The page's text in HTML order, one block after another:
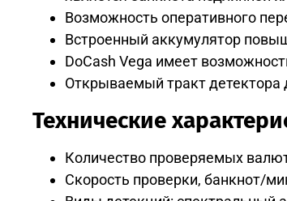
Возможность оперативного
Встроенный аккумулятор
DoCash Vega имеет
Открываемый тракт детектора
Технические
Количество проверяемых
Скорость проверки, банкнот/